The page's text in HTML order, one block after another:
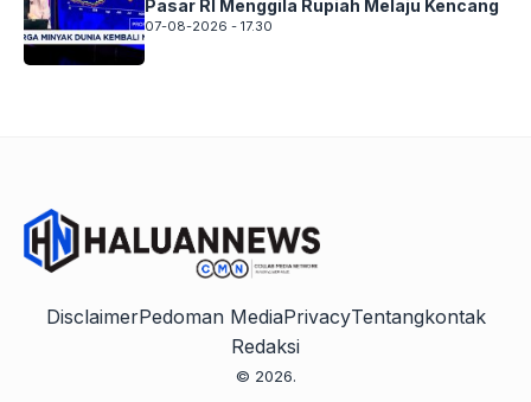
Pasar RI Menggila Rupiah Melaju Kencang
07-08-2026 - 17.30
DisclaimerPedoman MediaPrivacyTentangkontak
Redaksi
© 2026.